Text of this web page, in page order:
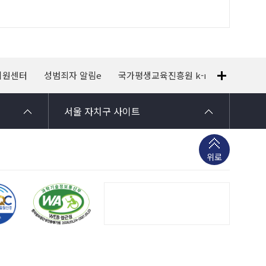
센터 성범죄자 알림e 국가평생교육진흥원 k-mooc
서울 자치구 사이트
위로